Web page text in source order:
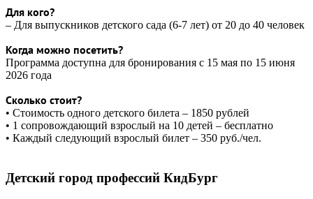
Для кого?
– Для выпускников детского сада (6-7 лет) от 20 до 40 человек
Когда можно посетить?
Программа доступна для бронирования с 15 мая по 15 июня
2026 года
Сколько стоит?
• Стоимость одного детского билета – 1850 рублей
• 1 сопровождающий взрослый на 10 детей – бесплатно
• Каждый следующий взрослый билет – 350 руб./чел.
Детский город профессий КидБург